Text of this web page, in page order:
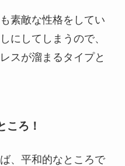
素敵な性格をしてい
にしてしまうので、
スが溜まるタイプと
ころ！
、平和的なところで